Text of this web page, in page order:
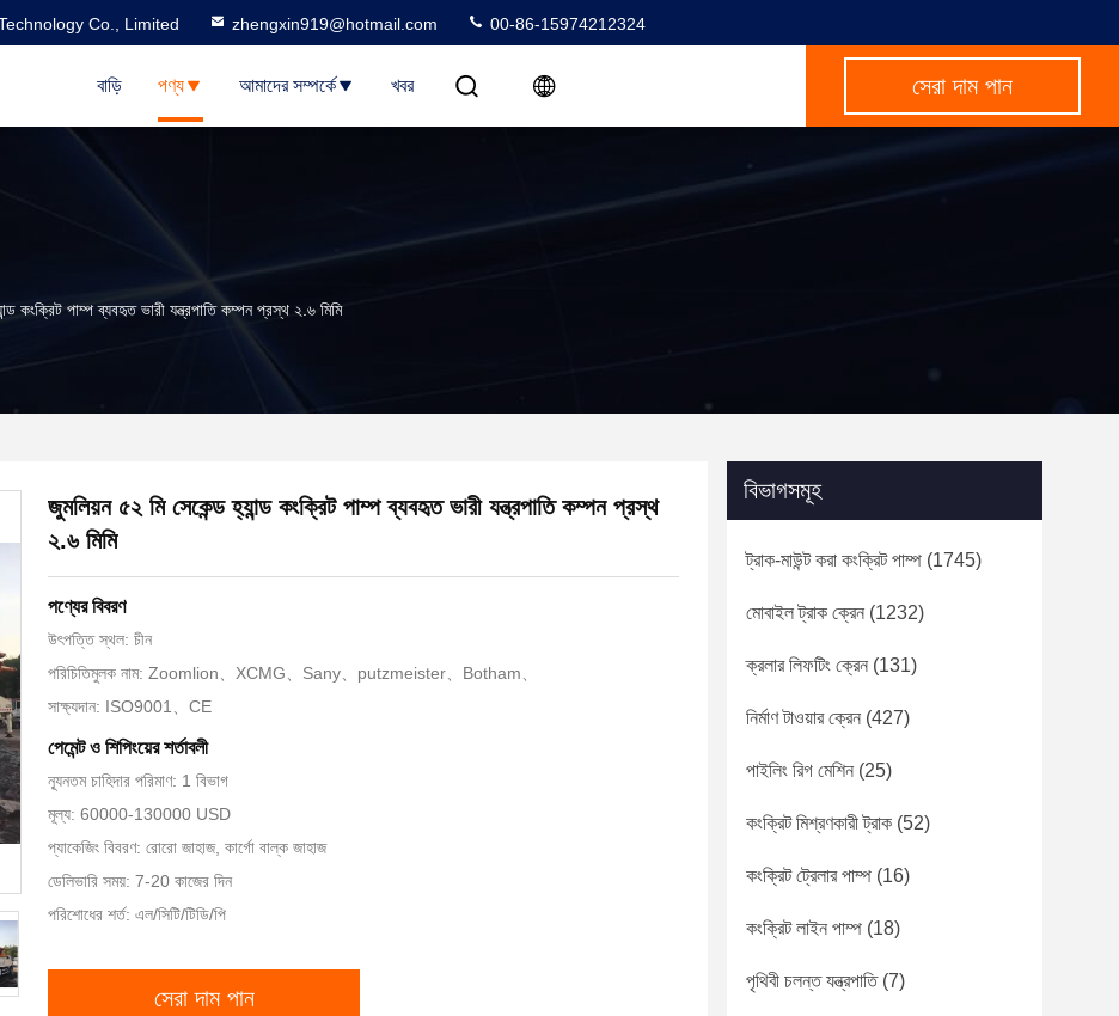
Co., Limited zhengxin919@hotmail.com 00-86-15974212324
বাড়ি পণ্য আমাদের সম্পর্কে খবর সেরা দাম পান
কংক্রিট পাম্প ব্যবহৃত ভারী যন্ত্রপাতি কম্পন প্রস্থ ২.৬ মিমি
জুমলিয়ন ৫২ মি সেকেন্ড হ্যান্ড কংক্রিট পাম্প ব্যবহৃত ভারী যন্ত্রপাতি কম্পন প্রস্থ
২.৬ মিমি
পণ্যের বিবরণ
উৎপত্তি স্থল: চীন
পরিচিতিমুলক নাম: Zoomlion、XCMG、Sany、putzmeister、Botham、
সাক্ষ্যদান: ISO9001、CE
পেমেন্ট ও শিপিংয়ের শর্তাবলী
ন্যূনতম চাহিদার পরিমাণ: 1 বিভাগ
মূল্য: 60000-130000 USD
প্যাকেজিং বিবরণ: রোরো জাহাজ, কার্গো বাল্ক জাহাজ
ডেলিভারি সময়: 7-20 কাজের দিন
পরিশোধের শর্ত: এল/সিটি/টিডি/পি
সেরা দাম পান
বিভাগসমূহ
ট্রাক-মাউন্ট করা কংক্রিট পাম্প (1745)
মোবাইল ট্রাক ক্রেন (1232)
ক্রলার লিফটিং ক্রেন (131)
নির্মাণ টাওয়ার ক্রেন (427)
পাইলিং রিগ মেশিন (25)
কংক্রিট মিশ্রণকারী ট্রাক (52)
কংক্রিট ট্রেলার পাম্প (16)
কংক্রিট লাইন পাম্প (18)
পৃথিবী চলন্ত যন্ত্রপাতি(7)